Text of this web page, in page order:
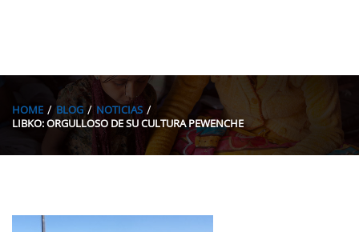
HOME BLOG
NOTICIAS
LIBKO: ORGULLOSO DE SU CULTURA PEWENCHE